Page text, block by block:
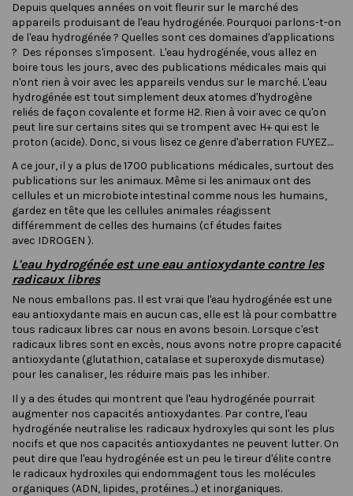
Depuis quelques années on voit fleurir sur le marché des
appareils produisant de l'eau hydrogénée. Pourquoi parlons-t-on
de l'eau hydrogénée ? Quelles sont ces domaines d'applications
? Des réponses s'imposent. L'eau hydrogénée, vous allez en
boire tous les jours, avec des publications médicales mais qui
n'ont rien à voir avec les appareils vendus sur le marché. L'eau
hydrogénée est tout simplement deux atomes d'hydrogène
reliés de façon covalente et forme H2. Rien à voir avec ce qu'on
peut lire sur certains sites qui se trompent avec H+ qui est le
proton (acide). Donc, si vous lisez ce genre d'aberration FUYEZ....
A ce jour, il y a plus de 1700 publications médicales, surtout des
publications sur les animaux. Même si les animaux ont des
cellules et un microbiote intestinal comme nous les humains,
gardez en tête que les cellules animales réagissent
différemment de celles des humains (cf études faites
avec IDROGEN ).
L'eau hydrogénée est une eau antioxydante contre les
radicaux libres
Ne nous emballons pas. Il est vrai que l'eau hydrogénée est une
eau antioxydante mais en aucun cas, elle est là pour combattre
tous radicaux libres car nous en avons besoin. Lorsque c'est
radicaux libres sont en excès, nous avons notre propre capacité
antioxydante (glutathion, catalase et superoxyde dismutase)
pour les canaliser, les réduire mais pas les inhiber.
Il y a des études qui montrent que l'eau hydrogénée pourrait
augmenter nos capacités antioxydantes. Par contre, l'eau
hydrogénée neutralise les radicaux hydroxyles qui sont les plus
nocifs et que nos capacités antioxydantes ne peuvent lutter. On
peut dire que l'eau hydrogénée est un peu le tireur d'élite contre
le radicaux hydroxiles qui endommagent tous les molécules
organiques (ADN, lipides, protéines...) et inorganiques.